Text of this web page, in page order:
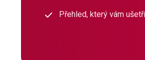
Přehled, který vám